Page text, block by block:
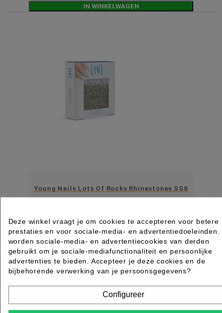
IN WINKELWAGEN
Young Nails Lots Of Rocks Rhinestones SS8
excl. btw€ 19,50
incl. btw € 23,60
 Levertijd 2 tot 7 werkdagen
IN WINKELWAGEN
SSL Beveiligd Shoppen MAZzelpunten
gerust +31 (0)88 006 7600
Deze winkel vraagt je om cookies te accepteren voor betere
prestaties en voor sociale-media- en advertentiedoeleinden.
worden sociale-media- en advertentiecookies van derden
gebruikt om je sociale-mediafunctionaliteit en persoonlijke
advertenties te bieden. Accepteer je deze cookies en de
bijbehorende verwerking van je persoonsgegevens?
Configureer